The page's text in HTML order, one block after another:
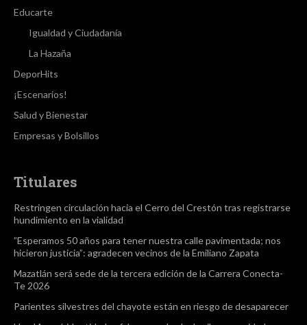
Educarte
Igualdad y Ciudadanía
La Hazaña
DeporHits
¡Escenarios!
Salud y Bienestar
Empresas y Bolsillos
Titulares
Restringen circulación hacia el Cerro del Crestón tras registrarse
hundimiento en la vialidad
”Esperamos 50 años para tener nuestra calle pavimentada; nos
hicieron justicia”: agradecen vecinos de la Emiliano Zapata
Mazatlán será sede de la tercera edición de la Carrera Conecta-
Te 2026
Parientes silvestres del chayote están en riesgo de desaparecer